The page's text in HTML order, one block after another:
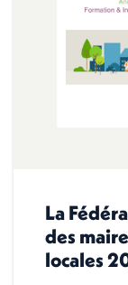
La
des
locales